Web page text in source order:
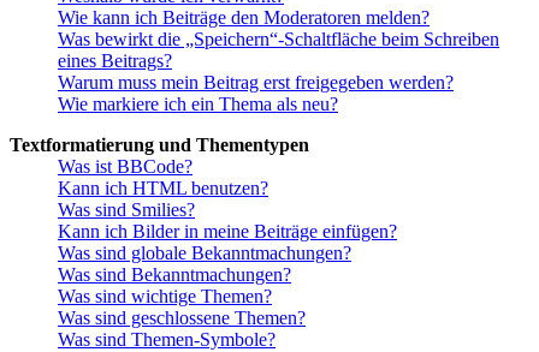
Wie kann ich Beiträge den Moderatoren melden?
Was bewirkt die „Speichern“-Schaltfläche beim Schreiben
eines Beitrags?
Warum muss mein Beitrag erst freigegeben werden?
Wie markiere ich ein Thema als neu?
Textformatierung und Thementypen
Was ist BBCode?
Kann ich HTML benutzen?
Was sind Smilies?
Kann ich Bilder in meine Beiträge einfügen?
Was sind globale Bekanntmachungen?
Was sind Bekanntmachungen?
Was sind wichtige Themen?
Was sind geschlossene Themen?
Was sind Themen-Symbole?